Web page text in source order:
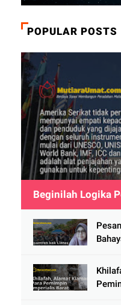
POPULAR POSTS
Beginilah Logika